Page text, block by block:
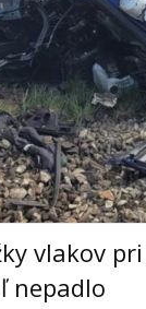
vlakov
nepadlo